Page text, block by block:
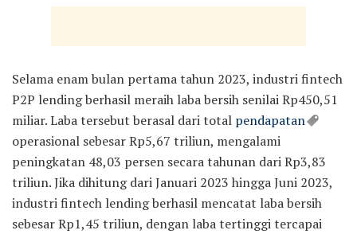
Selama enam bulan pertama tahun 2023, industri fintech
P2P lending berhasil meraih laba bersih senilai Rp450,51
miliar. Laba tersebut berasal dari total pendapatan
operasional sebesar Rp5,67 triliun, mengalami
peningkatan 48,03 persen secara tahunan dari Rp3,83
triliun. Jika dihitung dari Januari 2023 hingga Juni 2023,
industri fintech lending berhasil mencatat laba bersih
sebesar Rp1,45 triliun, dengan laba tertinggi tercapai